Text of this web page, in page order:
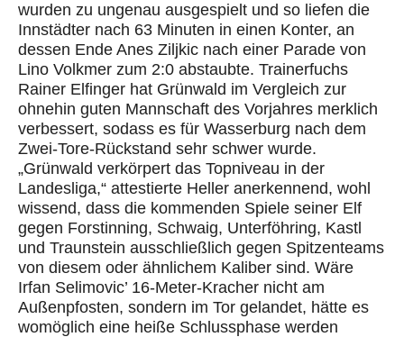
wurden zu ungenau ausgespielt und so liefen die
Innstädter nach 63 Minuten in einen Konter, an
dessen Ende Anes Ziljkic nach einer Parade von
Lino Volkmer zum 2:0 abstaubte. Trainerfuchs
Rainer Elfinger hat Grünwald im Vergleich zur
ohnehin guten Mannschaft des Vorjahres merklich
verbessert, sodass es für Wasserburg nach dem
Zwei-Tore-Rückstand sehr schwer wurde.
„Grünwald verkörpert das Topniveau in der
Landesliga,“ attestierte Heller anerkennend, wohl
wissend, dass die kommenden Spiele seiner Elf
gegen Forstinning, Schwaig, Unterföhring, Kastl
und Traunstein ausschließlich gegen Spitzenteams
von diesem oder ähnlichem Kaliber sind. Wäre
Irfan Selimovic’ 16-Meter-Kracher nicht am
Außenpfosten, sondern im Tor gelandet, hätte es
womöglich eine heiße Schlussphase werden